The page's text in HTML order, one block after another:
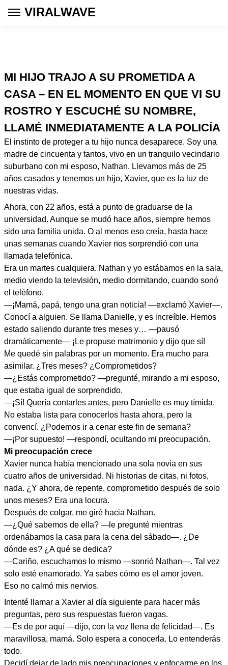
VIRALWAVE
MI HIJO TRAJO A SU PROMETIDA A
CASA – EN EL MOMENTO EN QUE VI SU
ROSTRO Y ESCUCHÉ SU NOMBRE,
LLAMÉ INMEDIATAMENTE A LA POLICÍA
El instinto de proteger a tu hijo nunca desaparece. Soy una
madre de cincuenta y tantos, vivo en un tranquilo vecindario
suburbano con mi esposo, Nathan. Llevamos más de 25
años casados y tenemos un hijo, Xavier, que es la luz de
nuestras vidas.
Ahora, con 22 años, está a punto de graduarse de la
universidad. Aunque se mudó hace años, siempre hemos
sido una familia unida. O al menos eso creía, hasta hace
unas semanas cuando Xavier nos sorprendió con una
llamada telefónica.
Era un martes cualquiera. Nathan y yo estábamos en la sala,
medio viendo la televisión, medio dormitando, cuando sonó
el teléfono.
—¡Mamá, papá, tengo una gran noticia! —exclamó Xavier—.
Conocí a alguien. Se llama Danielle, y es increíble. Hemos
estado saliendo durante tres meses y… —pausó
dramáticamente— ¡Le propuse matrimonio y dijo que sí!
Me quedé sin palabras por un momento. Era mucho para
asimilar. ¿Tres meses? ¿Comprometidos?
—¿Estás comprometido? —pregunté, mirando a mi esposo,
que estaba igual de sorprendido.
—¡Sí! Quería contarles antes, pero Danielle es muy tímida.
No estaba lista para conocerlos hasta ahora, pero la
convencí. ¿Podemos ir a cenar este fin de semana?
—¡Por supuesto! —respondí, ocultando mi preocupación.
Mi preocupación crece
Xavier nunca había mencionado una sola novia en sus
cuatro años de universidad. Ni historias de citas, ni fotos,
nada. ¿Y ahora, de repente, comprometido después de solo
unos meses? Era una locura.
Después de colgar, me giré hacia Nathan.
—¿Qué sabemos de ella? —le pregunté mientras
ordenábamos la casa para la cena del sábado—. ¿De
dónde es? ¿A qué se dedica?
—Cariño, escuchamos lo mismo —sonrió Nathan—. Tal vez
solo esté enamorado. Ya sabes cómo es el amor joven.
Eso no calmó mis nervios.
Intenté llamar a Xavier al día siguiente para hacer más
preguntas, pero sus respuestas fueron vagas.
—Es de por aquí —dijo, con la voz llena de felicidad—. Es
maravillosa, mamá. Solo espera a conocerla. Lo entenderás
todo.
Decidí dejar de lado mis preocupaciones y enfocarme en los